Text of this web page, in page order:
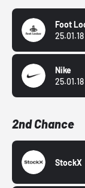
Foot
Nike
2nd Chance
StockX